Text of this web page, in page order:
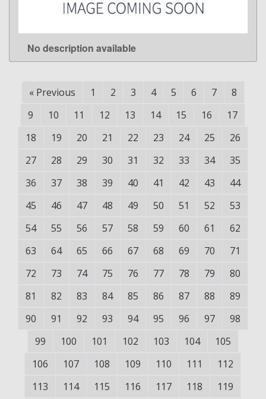
LEARN MORE
No description available
« Previous 1 2 3 4 5 6 7
8
9
10 11 12 13 14 15 16
17
18
19 20 21 22 23 24 25
26
27
28 29 30 31 32 33 34
35
36
37 38 39 40 41 42 43
44
45
46 47 48 49 50 51 52
53
54
55 56 57 58 59 60 61
62
63
64 65 66 67 68 69 70
71
72
73 74 75 76 77 78 79
80
81
82 83 84 85 86 87 88
89
90
91 92 93 94 95 96 97
98
99
100 101 102 103 104
105
106
107 108 109 110 111
112
113
114 115 116 117 118
119